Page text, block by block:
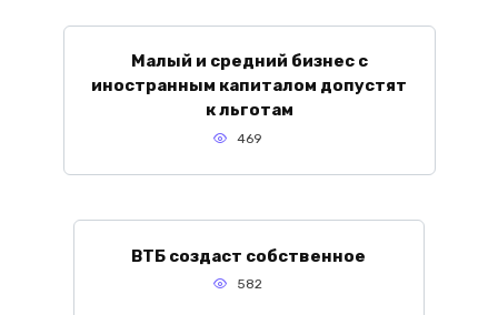
Малый и средний бизнес с
иностранным капиталом допустят
к льготам
469
ВТБ создаст собственное
582